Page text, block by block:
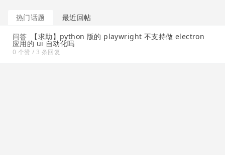
热门话题
最近回帖
问答
【求助】python 版的 playwright 不支持做 electron
应用的 ui 自动化吗
0 个赞 / 3 条回复